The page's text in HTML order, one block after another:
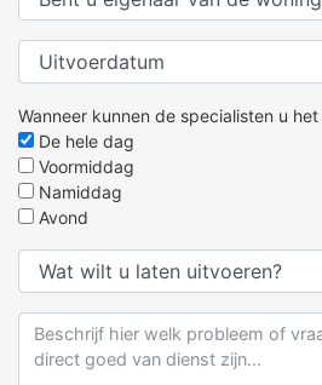
Wanneer kunnen de specialisten u
De hele dag
Voormiddag
Namiddag
Avond